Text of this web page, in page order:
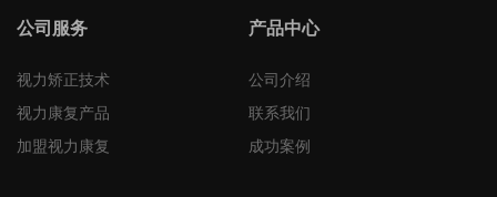
公司服务
视力矫正技术
视力康复产品
加盟视力康复
产品中心
公司介绍
联系我们
成功案例